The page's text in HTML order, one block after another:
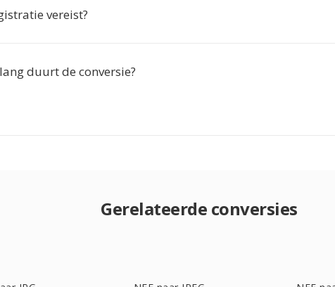
vereist?
duurt de conversie?
Gerelateerde conversies